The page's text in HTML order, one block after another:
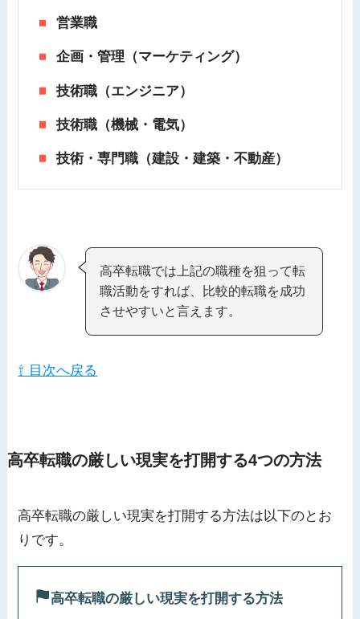
営業職
企画・管理（マーケティング）
技術職（エンジニア）
技術職（機械・電気）
技術・専門職（建設・建築・不動産）
高卒転職では上記の職種を狙って転
職活動をすれば、比較的転職を成功
させやすいと言えます。
⇧ 目次へ戻る
高卒転職の厳しい現実を打開する4つの方法
高卒転職の厳しい現実を打開する方法は以下のとお
りです。
高卒転職の厳しい現実を打開する方法